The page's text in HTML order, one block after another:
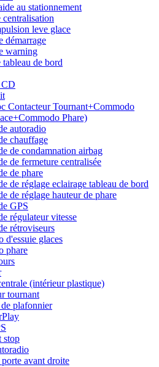
au stationnement
leve glace
démarrage
warning
tableau de bord
CD
Contacteur Tournant+Commodo
Phare)
autoradio
chauffage
de condamnation airbag
de fermeture centralisée
de phare
de réglage eclairage tableau de bord
de réglage hauteur de phare
GPS
régulateur vitesse
rétroviseurs
d'essuie glaces
phare
(intérieur plastique)
tournant
plafonnier
stop
avant droite